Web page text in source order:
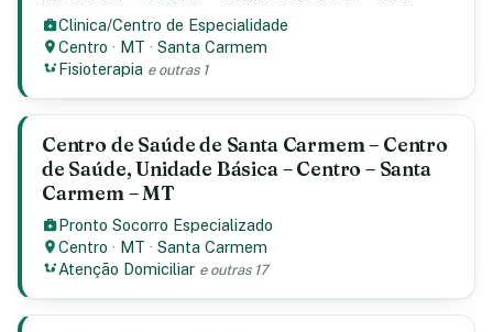
Clinica/Centro de Especialidade
Centro · MT ·Santa Carmem
Fisioterapia e outras 1
Centro de Saúde de Santa Carmem – Centro
de Saúde, Unidade Básica – Centro – Santa
Carmem – MT
Pronto Socorro Especializado
Centro · MT ·Santa Carmem
Atenção Domiciliar e outras 17